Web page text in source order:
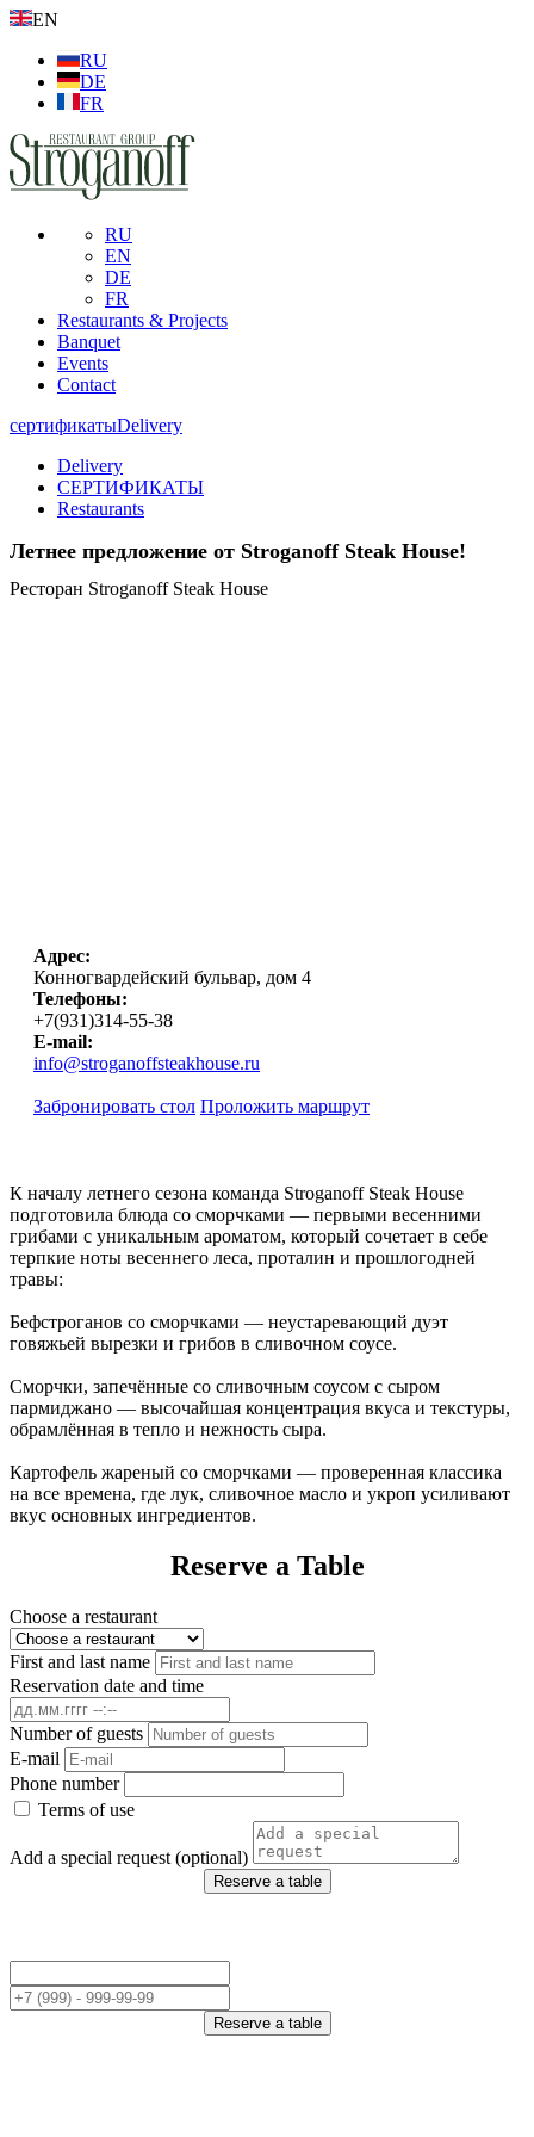
EN
RU
DE
FR
RU
EN
DE
FR
Restaurants & Projects
Banquet
Events
Contact
сертификатыDelivery
Delivery
СЕРТИФИКАТЫ
Restaurants
Летнее предложение от Stroganoff Steak House!
Ресторан Stroganoff Steak House
Адрес:
Конногвардейский бульвар, дом 4
Телефоны:
+7(931)314-55-38
E-mail:
info@stroganoffsteakhouse.ru
Забронировать стол Проложить маршрут
К началу летнего сезона команда Stroganoff Steak House
подготовила блюда со сморчками — первыми весенними
грибами с уникальным ароматом, который сочетает в себе
терпкие ноты весеннего леса, проталин и прошлогодней
травы:
Бефстроганов со сморчками — неустаревающий дуэт
говяжьей вырезки и грибов в сливочном соусе.
Сморчки, запечённые со сливочным соусом с сыром
пармиджано — высочайшая концентрация вкуса и текстуры,
обрамлённая в тепло и нежность сыра.
Картофель жареный со сморчками — проверенная классика
на все времена, где лук, сливочное масло и укроп усиливают
вкус основных ингредиентов.
Reserve a Table
Choose a restaurant
First and last name
Reservation date and time
Number of guests
E-mail
Phone number
Terms of use
Add a special request (optional)
Reserve a table
Reserve a table